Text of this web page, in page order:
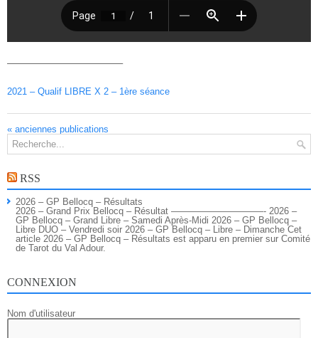
————————————–
2021 – Qualif LIBRE X 2 – 1ère séance
« anciennes publications
RSS
2026 – GP Bellocq – Résultats
2026 – Grand Prix Bellocq – Résultat ——————————- 2026 –
GP Bellocq – Grand Libre – Samedi Après-Midi 2026 – GP Bellocq –
Libre DUO – Vendredi soir 2026 – GP Bellocq – Libre – Dimanche Cet
article 2026 – GP Bellocq – Résultats est apparu en premier sur Comité
de Tarot du Val Adour.
CONNEXION
Nom d'utilisateur